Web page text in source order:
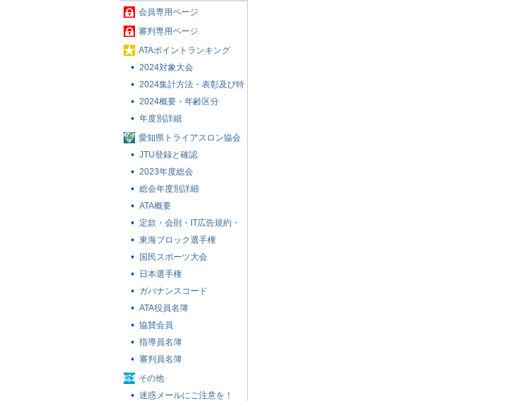
会員専用ページ
審判専用ページ
ATAポイントランキング
2024対象大会
2024集計方法・表彰及び特
典
2024概要・年齢区分
年度別詳細
愛知県トライアスロン協会
とは
JTU登録と確認
2023年度総会
総会年度別詳細
ATA概要
定款・会則・IT広告規約・
賛助会員について
東海ブロック選手権
国民スポーツ大会
日本選手権
ガバナンスコード
ATA役員名簿
協賛会員
指導員名簿
審判員名簿
その他
迷惑メールにご注意を！